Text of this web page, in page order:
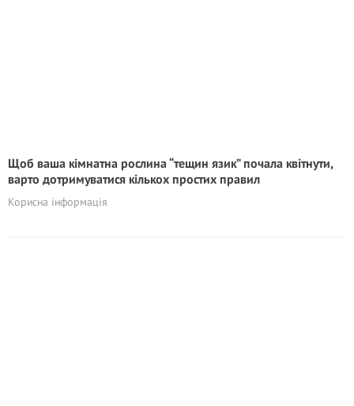
Щоб ваша кімнатна рослина “тещин язик” почала квітнути,
варто дотримуватися кількох простих правил
Корисна інформація